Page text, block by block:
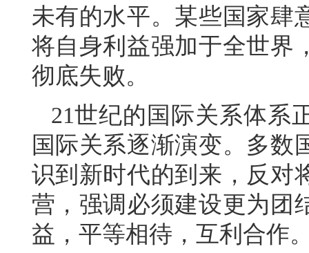
未有的水平。某些国家肆
将自身利益强加于全世界
彻底失败。
21世纪的国际关系体系
国际关系逐渐演变。多数
识到新时代的到来，反对
营，强调必须建设更为团
益，平等相待，互利合作